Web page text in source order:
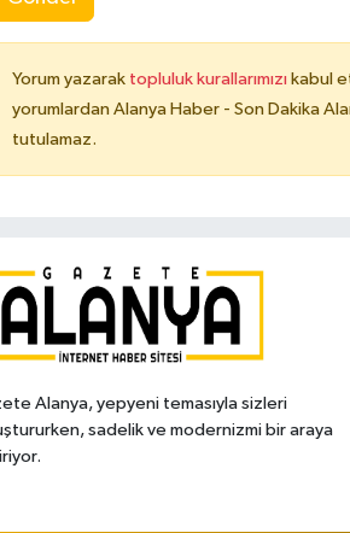
Yorum yazarak topluluk kurallarımızı kabul
yorumlardan Alanya Haber - Son Dakika
tutulamaz.
Alanya, yepyeni temasıyla sizleri
sadelik ve modernizmi bir araya